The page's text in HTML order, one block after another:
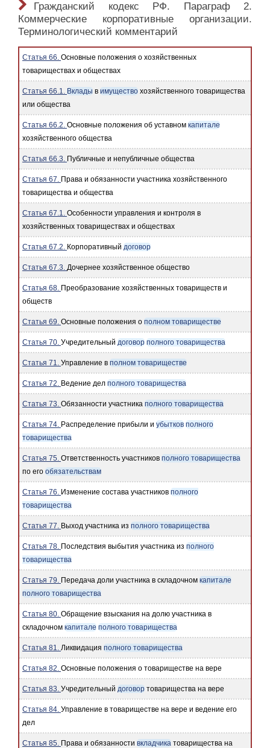
Гражданский кодекс РФ. Параграф 2.
Коммерческие корпоративные организации.
Терминологический комментарий
Статья 66. Основные положения о хозяйственных
товариществах и обществах
Статья 66.1. Вклады в имущество хозяйственного товарищества
или общества
Статья 66.2. Основные положения об уставном капитале
хозяйственного общества
Статья 66.3. Публичные и непубличные общества
Статья 67. Права и обязанности участника хозяйственного
товарищества и общества
Статья 67.1. Особенности управления и контроля в
хозяйственных товариществах и обществах
Статья 67.2. Корпоративный договор
Статья 67.3. Дочернее хозяйственное общество
Статья 68. Преобразование хозяйственных товариществ и
обществ
Статья 69. Основные положения о полном товариществе
Статья 70. Учредительный договор полного товарищества
Статья 71. Управление в полном товариществе
Статья 72. Ведение дел полного товарищества
Статья 73. Обязанности участника полного товарищества
Статья 74. Распределение прибыли и убытков полного
товарищества
Статья 75. Ответственность участников полного товарищества
по его обязательствам
Статья 76. Изменение состава участников полного
товарищества
Статья 77. Выход участника из полного товарищества
Статья 78. Последствия выбытия участника из полного
товарищества
Статья 79. Передача доли участника в складочном капитале
полного товарищества
Статья 80. Обращение взыскания на долю участника в
складочном капитале полного товарищества
Статья 81. Ликвидация полного товарищества
Статья 82. Основные положения о товариществе на вере
Статья 83. Учредительный договор товарищества на вере
Статья 84. Управление в товариществе на вере и ведение его
дел
Статья 85. Права и обязанности вкладчика товарищества на